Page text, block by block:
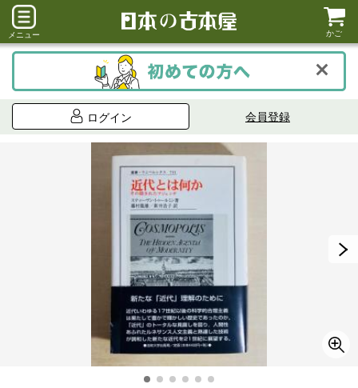
メニュー かご
ログイン 会員登録